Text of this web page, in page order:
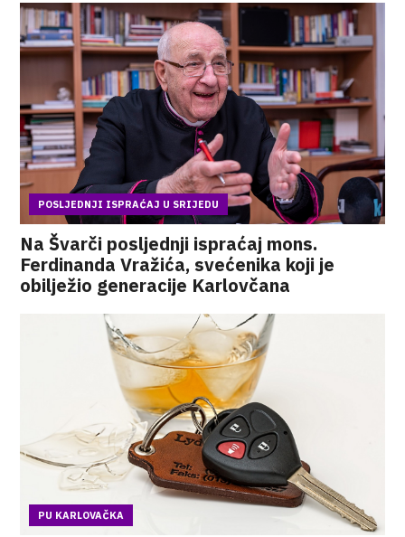
POSLJEDNJI ISPRAĆAJ U SRIJEDU
Na Švarči posljednji ispraćaj mons.
Ferdinanda Vražića, svećenika koji je
obilježio generacije Karlovčana
PU KARLOVAČKA